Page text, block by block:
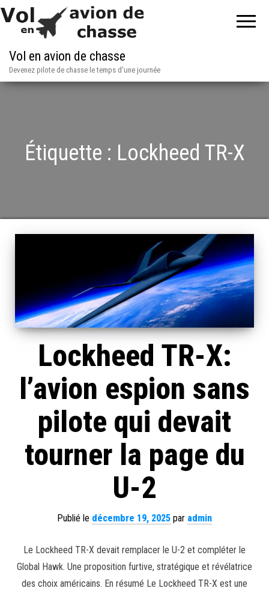
Vol en avion de chasse
Devenez pilote de chasse le temps d'une journée
Étiquette : Lockheed TR-X
Lockheed TR-X:
l’avion espion sans
pilote qui devait
tourner la page du
U-2
Publié le décembre 19, 2025 par admin
Le Lockheed TR-X devait remplacer le U-2 et compléter le
Global Hawk. Une proposition furtive, stratégique et révélatrice
des choix américains. En résumé Le Lockheed TR-X est une